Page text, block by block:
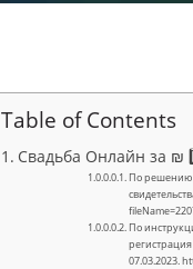
Table of Contents
Свадьба Онлайн за ₪
По решению
По
07.03.2023.